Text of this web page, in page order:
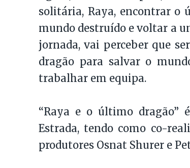
solitária, Raya, encontrar o
mundo destruído e voltar a
jornada, vai perceber que
dragão para salvar o
trabalhar em equipa.
“Raya e o último dragão”
Estrada, tendo como co-
produtores Osnat Shurer e